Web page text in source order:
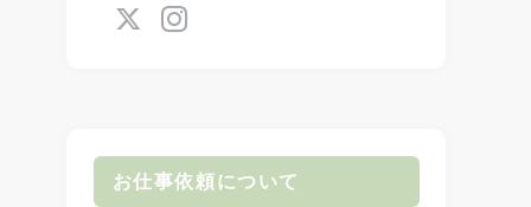
お仕事依頼について